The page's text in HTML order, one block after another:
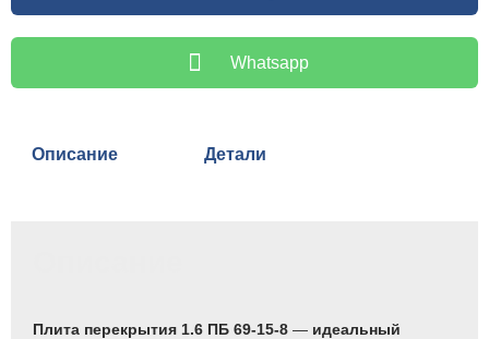
Whatsapp
Описание Детали
Плита перекрытия 1.6 ПБ 69-15-8 — идеальный